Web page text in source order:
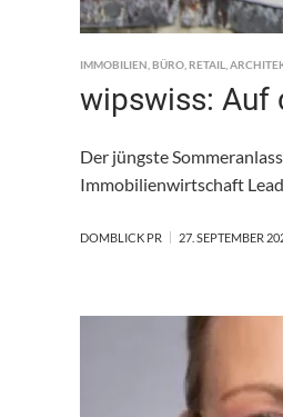
IMMOBILIEN BÜRO RETAIL
wipswiss: Auf
Der jüngste
Immobilienwirtschaft
DOMBLICK PR 27. SEPTEMBER